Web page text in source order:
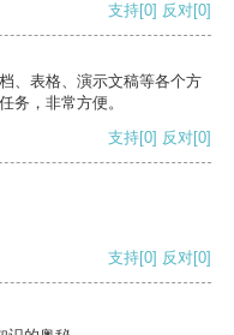
支持[0] 反对[0]
、表格、演示文稿等各个方
务，非常方便。
支持[0] 反对[0]
支持[0] 反对[0]